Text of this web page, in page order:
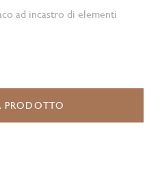
ad incastro di elementi
PRODOTTO